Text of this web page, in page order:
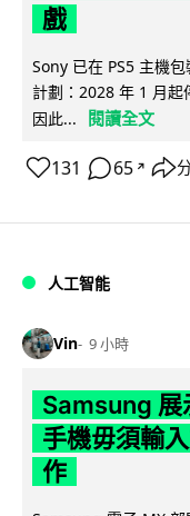
戲
Sony 已在 PS5 主機
計劃：2028 年 1 月起
因此...
閱讀全文
131 65 ↗
人工智能
Vin 9 小時
Samsung 展
手機毋須輸
作